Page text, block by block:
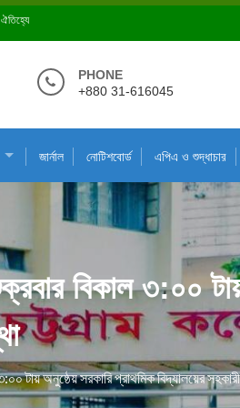
ঐতিহ্যে
PHONE
+880 31-616045
জার্নাল নোটিশবোর্ড এপিএ ও শুদ্ধাচার
বিকাল ৩:০০ টায়
টায় অনুষ্ঠেয় সরকারি প্রাথমিক বিদ্যালয়ের